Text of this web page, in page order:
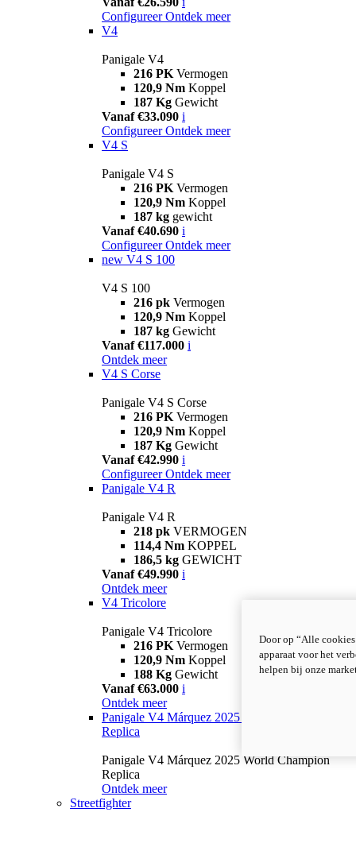
Configureer Ontdek meer
V4
Panigale V4
216 PK Vermogen
120,9 Nm Koppel
187 Kg Gewicht
Vanaf €33.090 i
Configureer Ontdek meer
V4 S
Panigale V4 S
216 PK Vermogen
120,9 Nm Koppel
187 kg gewicht
Vanaf €40.690 i
Configureer Ontdek meer
new V4 S 100
V4 S 100
216 pk Vermogen
120,9 Nm Koppel
187 kg Gewicht
Vanaf €117.000 i
Ontdek meer
V4 S Corse
Panigale V4 S Corse
216 PK Vermogen
120,9 Nm Koppel
187 Kg Gewicht
Vanaf €42.990 i
Configureer Ontdek meer
Panigale V4 R
Panigale V4 R
218 pk VERMOGEN
114,4 Nm KOPPEL
186,5 kg GEWICHT
Vanaf €49.990 i
Ontdek meer
V4 Tricolore
Panigale V4 Tricolore
216 PK Vermogen
120,9 Nm Koppel
188 Kg Gewicht
Vanaf €63.000 i
Ontdek meer
Panigale V4 Márquez 2025 World Champion
Replica
Panigale V4 Márquez 2025 World Champion
Replica
Ontdek meer
Streetfighter
Door op “Alle
apparaat voor het
helpen bij onze